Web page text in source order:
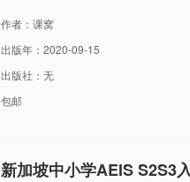
作者：课窝
出版年：2020-09-15
出版社：无
包邮
新加坡中小学AEIS S2S3